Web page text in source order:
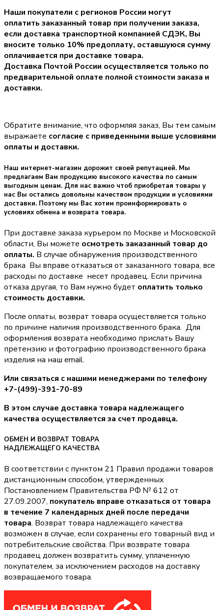
Наши покупатели с регионов России могут
оплатить заказанный товар при получении заказа,
если доставка транспортной компанией СДЭК, Вы
вносите только 10% предоплату, оставшуюся сумму
оплачивается при доставке товара.
Доставка Почтой России осуществляется только по
предварительной оплате полной стоимости заказа и
доставки.
Обратите внимание, что оформляя заказ, Вы тем самым
выражаете согласие с приведенными выше условиями
оплаты и доставки.
Наш интернет-магазин дорожит своей репутацией. Мы
предлагаем Вам продукцию высокого качества по самым
выгодным ценам. Для нас важно чтоб приобретая товары у
нас Вы остались довольны качеством продукции и условиями
доставки. Поэтому мы Вас хотим проинформировать о
условиях обмена и возврата товара.
При доставке заказа курьером по Москве и Московской
области, Вы можете осмотреть заказанный товар до
оплаты. В случае обнаружения производственного
брака Вы вправе отказаться от заказанного товара, все
расходы по доставке несет продавец. Если причина
отказа другая, то Вам нужно будет оплатить только
стоимость доставки.
После оплаты, возврат товара осуществляется только
по причине наличия производственного брака. Для
оформления возврата необходимо прислать Вашу
претензию и фотографию производственного брака
изделия на наш email.
Или связаться с нашими менеджерами по телефону
+7-(499)-391-70-89
В этом случае доставка товара надлежащего
качества осуществляется за счет продавца.
ОБМЕН И ВОЗВРАТ ТОВАРА
НАДЛЕЖАЩЕГО КАЧЕСТВА
В соответствии с пунктом 21 Правил продажи товаров
дистанционным способом, утвержденных
Постановлением Правительства РФ № 612 от
27.09.2007, покупатель вправе отказаться от товара
в течение 7 календарных дней после передачи
товара. Возврат товара надлежащего качества
возможен в случае, если сохранены его товарный вид и
потребительские свойства. При возврате товара
продавец должен возвратить сумму, уплаченную
покупателем, за исключением расходов на доставку
возвращаемого товара.